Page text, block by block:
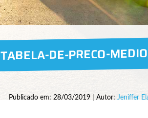
TABELA-DE-PRECO-
Publicado em: 28/03/2019 | Autor: Jeniffer